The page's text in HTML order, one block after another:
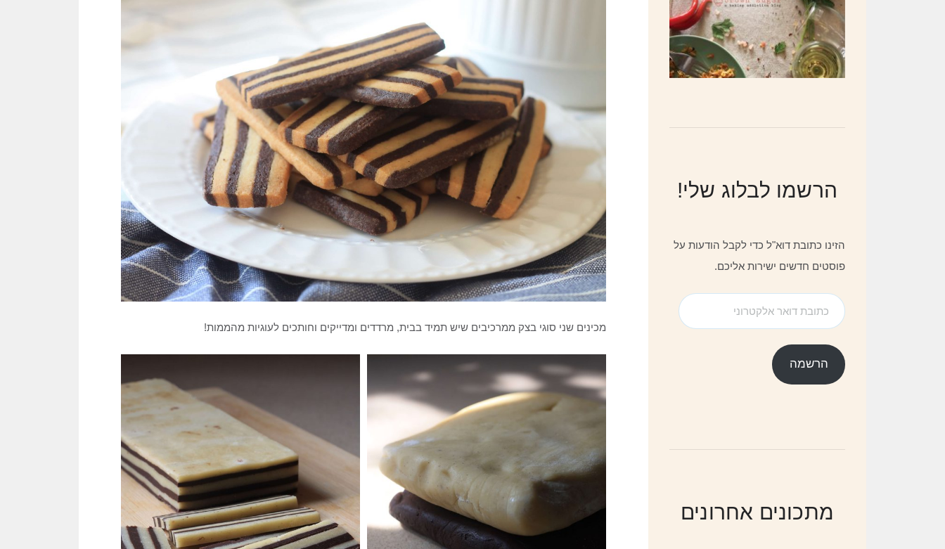
מכינים שני סוגי בצק ממרכיבים שיש תמיד בבית, מרדדים ומדייקים וחותכים לעוגיות מהממות!
הרשמו לבלוג שלי!
הזינו כתובת דוא"ל כדי לקבל הודעות על
פוסטים חדשים ישירות אליכם.
כתובת
דואר
אלקטרוני
הרשמה
מתכונים אחרונים